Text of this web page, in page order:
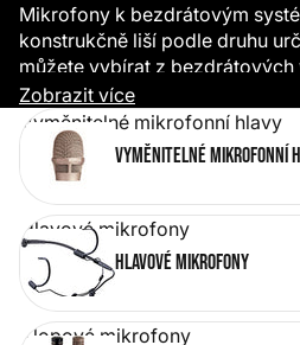
Mikrofony k bezdrátovým
konstrukčně liší podle druhu
můžete vybírat z bezdrátových
klopovýchnebo
z množství vyměnitelných
Zobrazit více
Vyměnitelné mikrofonní hlavy
Vyměnitelné mikrofonní
Hlavové mikrofony
Hlavové mikrofony
Klopové mikrofony